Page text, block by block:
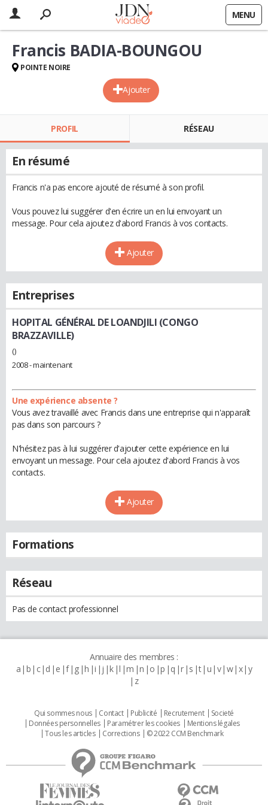
MENU
Ajouter
Francis BADIA-BOUNGOU
POINTE NOIRE
PROFIL RÉSEAU
En résumé
Francis n'a pas encore ajouté de résumé à son profil.
Vous pouvez lui suggérer d'en écrire un en lui envoyant un
message. Pour cela ajoutez d'abord Francis à vos contacts.
Ajouter
Entreprises
HOPITAL GÉNÉRAL DE LOANDJILI (CONGO
BRAZZAVILLE)
()
2008 - maintenant
Une expérience absente ?
Vous avez travaillé avec Francis dans une entreprise qui n'apparaît
pas dans son parcours ?
N'hésitez pas à lui suggérer d'ajouter cette expérience en lui
envoyant un message. Pour cela ajoutez d'abord Francis à vos
contacts.
Ajouter
Formations
Réseau
Pas de contact professionnel
Annuaire des membres :
a b c d e f g h i j k l m n o p q r s t u v w x y
z
Qui sommes nous Contact Publicité Recrutement
Societé
Données personnelles
Paramétrer les cookies
Mentions légales
Tous les articles
Corrections © 2022 CCM Benchmark